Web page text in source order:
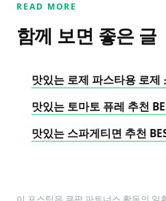
READ MORE
함께 보면 좋은 글
맛있는 로제 파스타용 로제
맛있는 토마토 퓨레 추천
맛있는 스파게티면 추천